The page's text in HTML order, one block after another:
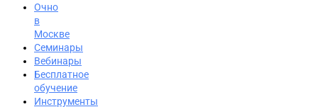
Вход на портал
8 (495) 228-47-43
Очно
в
Москве
Семинары
Вебинары
Бесплатное
обучение
Инструменты